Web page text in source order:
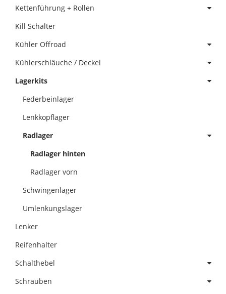
Kettenführung + Rollen
Kill Schalter
Kühler Offroad
Kühlerschläuche / Deckel
Lagerkits
Federbeinlager
Lenkkopflager
Radlager
Radlager hinten
Radlager vorn
Schwingenlager
Umlenkungslager
Lenker
Reifenhalter
Schalthebel
Schrauben